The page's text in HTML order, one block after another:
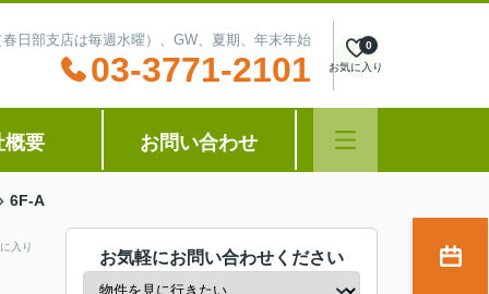
日部支店は毎週水曜）、GW、夏期、年末年始
03-3771-2101 お気に入り
0
概要 お問い合わせ
6F-A
入り
お気軽にお問い合わせください